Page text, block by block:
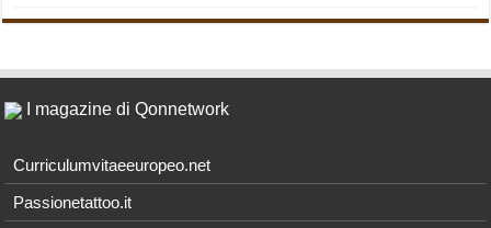
I magazine di Qonnetwork
Curriculumvitaeeuropeo.net
Passionetattoo.it